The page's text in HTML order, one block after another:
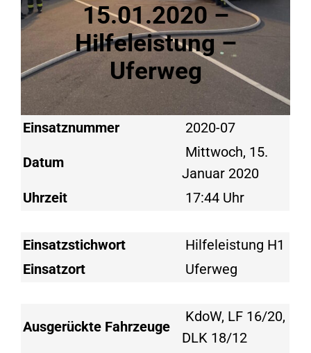
15.01.2020 –
Hilfeleistung –
Uferweg
Einsatznummer 2020-07
Datum
Mittwoch, 15.
Januar 2020
Uhrzeit
17:44 Uhr
Einsatzstichwort
Hilfeleistung H1
Einsatzort
Uferweg
Ausgerückte Fahrzeuge
KdoW, LF 16/20,
DLK 18/12